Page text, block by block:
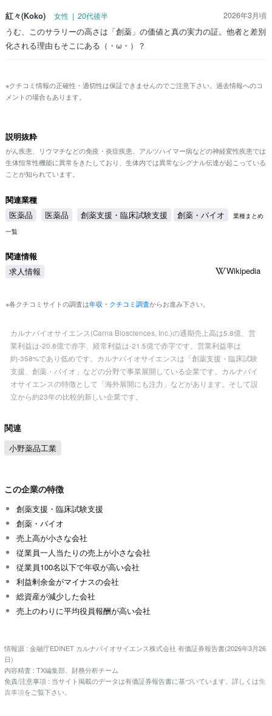
紅々(Koko) 女性 | 20代後半 2026年3月頃
うむ、このサラリーの高さは「創薬」の価値と真の実力の証。他者と差別
化される理由もそこにある（・ω・）？
※クチコミ情報の正確性・適切性は保証できませんのでご注意下さい。過去情報へのコ
メントの場合もあります。
説明抜粋
がん疾患、リウマチなどの免疫・炎症疾患、アルツハイマー病などの神経変性疾患では
生体恒常性機能に異常をきたしており、生体内では異常なシグナル伝達が起こっている
ことが知られています。
関連業種
医薬品
医薬品 創薬支援・臨床試験支援 創薬・バイオ
業種まとめ
一覧
関連情報
求人情報
Wikipedia
※各クチコミサイトの調査は年収・クチコミ調査からお進み下さい。
カルナバイオサイエンス(Carna Biosciences, Inc.)の通期売上高は5.8億、営
業利益は-20.8億で赤字、経常利益は-21.5億で赤字です。営業利益率は
約-358%であり低めです。カルナバイオサイエンスは「創薬支援・臨床試験
支援、創薬・バイオ」などの分野で事業展開している企業です。カルナバイ
オサイエンスの特徴として「海外展開にも注力」などがあります。そして設
立から約23年の比較的新しい企業です。
関連
小野薬品工業
この企業の特徴
創薬支援・臨床試験支援
創薬・バイオ
売上高が小さな会社
従業員一人当たりの売上が小さな会社
従業員100名以下で年収が高い会社
利益剰余金がマイナスの会社
総資産が減少した会社
売上のわりに平均役員報酬が高い会社
情報源 : 金融庁EDINET カルナバイオサイエンス株式会社 有価証券報告書(2026年3月26
日)
内容精査 : TX編集部、財務分析チーム
免責/注意事項 : 当サイト掲載のデータは有価証券報告書に基づいています。詳しくは免
責事項をご覧下さい。